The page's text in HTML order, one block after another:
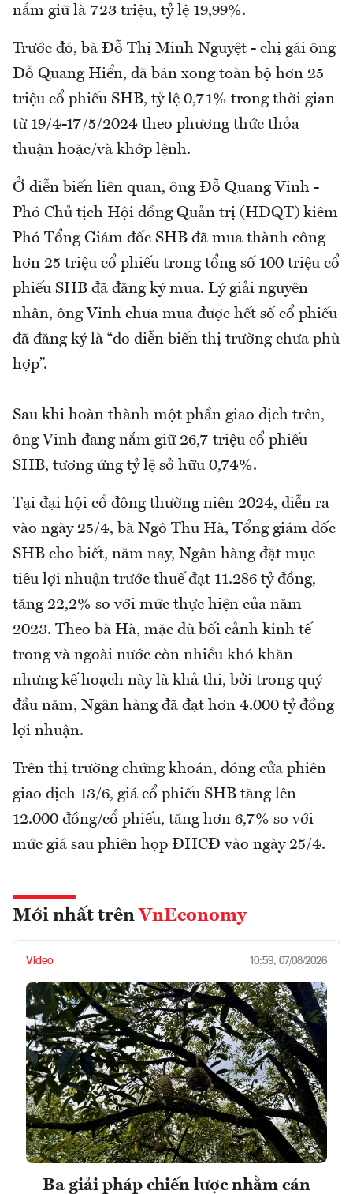
nắm giữ là 723 triệu, tỷ lệ 19,99%.
Trước đó, bà Đỗ Thị Minh Nguyệt - chị gái ông
Đỗ Quang Hiển, đã bán xong toàn bộ hơn 25
triệu cổ phiếu SHB, tỷ lệ 0,71% trong thời gian
từ 19/4-17/5/2024 theo phương thức thỏa
thuận hoặc/và khớp lệnh.
Ở diễn biến liên quan, ông Đỗ Quang Vinh -
Phó Chủ tịch Hội đồng Quản trị (HĐQT) kiêm
Phó Tổng Giám đốc SHB đã mua thành công
hơn 25 triệu cổ phiếu trong tổng số 100 triệu cổ
phiếu SHB đã đăng ký mua. Lý giải nguyên
nhân, ông Vinh chưa mua được hết số cổ phiếu
đã đăng ký là “do diễn biến thị trường chưa phù
hợp”.
Sau khi hoàn thành một phần giao dịch trên,
ông Vinh đang nắm giữ 26,7 triệu cổ phiếu
SHB, tương ứng tỷ lệ sở hữu 0,74%.
Tại đại hội cổ đông thường niên 2024, diễn ra
vào ngày 25/4, bà Ngô Thu Hà, Tổng giám đốc
SHB cho biết, năm nay, Ngân hàng đặt mục
tiêu lợi nhuận trước thuế đạt 11.286 tỷ đồng,
tăng 22,2% so với mức thực hiện của năm
2023. Theo bà Hà, mặc dù bối cảnh kinh tế
trong và ngoài nước còn nhiều khó khăn
nhưng kế hoạch này là khả thi, bởi trong quý
đầu năm, Ngân hàng đã đạt hơn 4.000 tỷ đồng
lợi nhuận.
Trên thị trường chứng khoán, đóng cửa phiên
giao dịch 13/6, giá cổ phiếu SHB tăng lên
12.000 đồng/cổ phiếu, tăng hơn 6,7% so với
mức giá sau phiên họp ĐHCĐ vào ngày 25/4.
Mới nhất trên VnEconomy
Video 10:59, 07/08/2026
Ba giải pháp chiến lược nhằm cán